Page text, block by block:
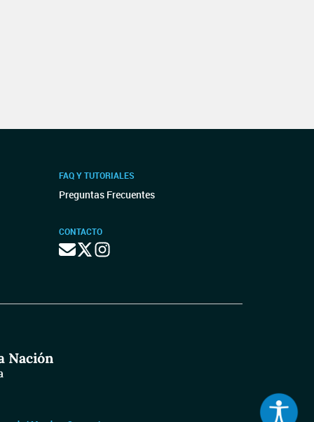
FAQ Y TUTORIALES
Preguntas Frecuentes
CONTACTO